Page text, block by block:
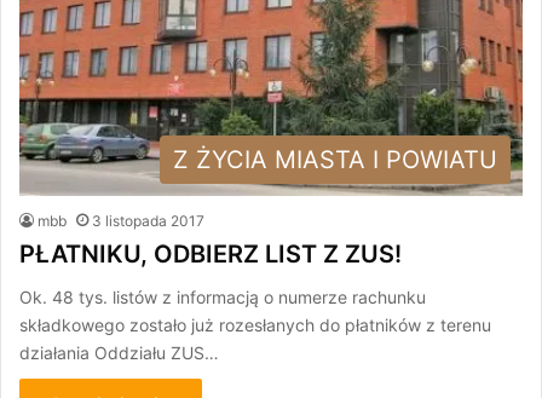
Z ŻYCIA MIASTA I POWIATU
mbb 3 listopada 2017
PŁATNIKU, ODBIERZ LIST Z ZUS!
Ok. 48 tys. listów z informacją o numerze rachunku
składkowego zostało już rozesłanych do płatników z terenu
działania Oddziału ZUS…